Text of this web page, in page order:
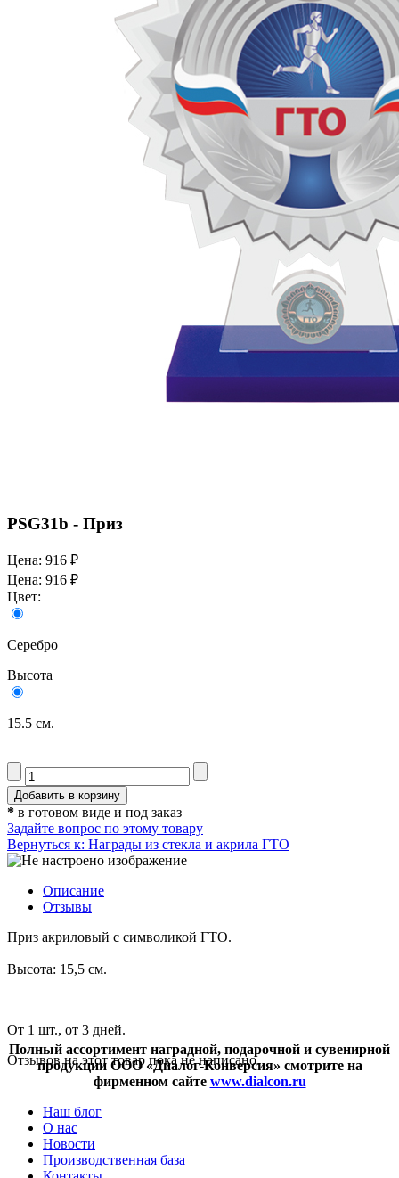
PSG31b - Приз
Цена: 916 ₽
Цена: 916 ₽
Цвет:
Серебро
Высота
15.5 см.
* в готовом виде и под заказ
Задайте вопрос по этому товару
Вернуться к: Награды из стекла и акрила ГТО
Описание
Отзывы
Приз акриловый с символикой ГТО.
Высота: 15,5 см.
От 1 шт., от 3 дней.
Отзывов на этот товар пока не написано.
Полный ассортимент наградной, подарочной и сувенирной
продукции ООО «Диалог-Конверсия» смотрите на
фирменном сайте www.dialcon.ru
Наш блог
О нас
Новости
Производственная база